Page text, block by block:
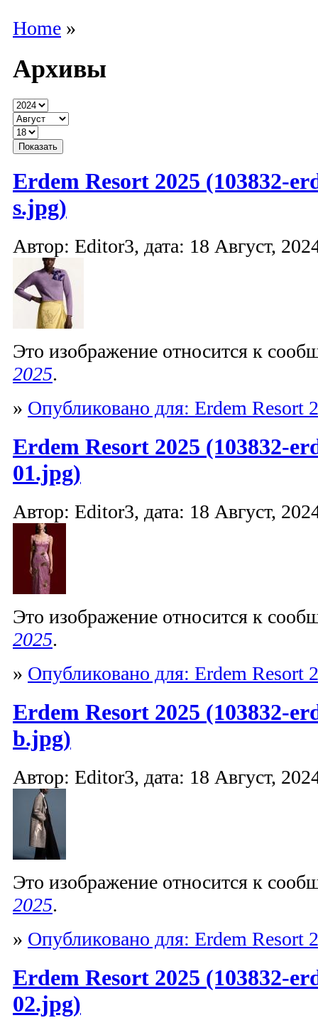
Home »
Архивы
Erdem Resort 2025 (103832-
s.jpg)
Автор: Editor3, дата: 18 Август,
Это изображение относится к
2025.
» Опубликовано для: Erdem Resort
Erdem Resort 2025 (103832-
01.jpg)
Автор: Editor3, дата: 18 Август,
Это изображение относится к
2025.
» Опубликовано для: Erdem Resort
Erdem Resort 2025 (103832-
b.jpg)
Автор: Editor3, дата: 18 Август,
Это изображение относится к
2025.
» Опубликовано для: Erdem Resort
Erdem Resort 2025 (103832-
02.jpg)